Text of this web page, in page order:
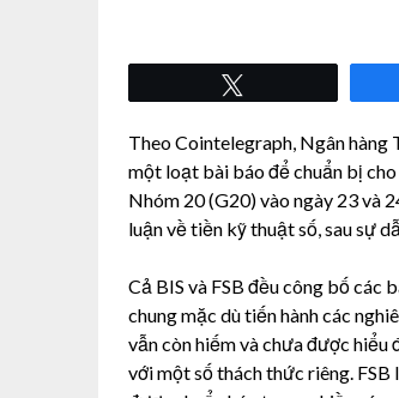
Theo Cointelegraph, Ngân hàng
một loạt bài báo để chuẩn bị
Nhóm 20 (G20) vào ngày 23 và
luận về tiền kỹ thuật số, sau sự
Cả BIS và FSB đều công bố các
chung mặc dù tiến hành các
vẫn còn hiếm và chưa được
với một số thách thức riêng.